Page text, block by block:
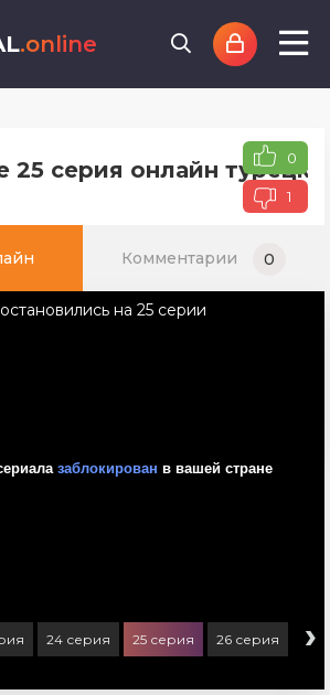
.online
25 серия онлайн 0
1
Комментарии 0
на 25 серии
24 серия 25 серия 26 серия ›